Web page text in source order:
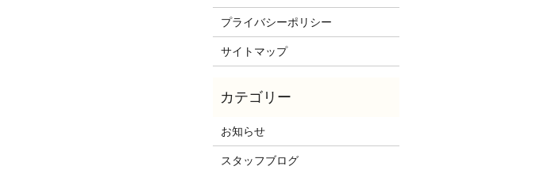
プライバシーポリシー
サイトマップ
お知らせ
スタッフブログ